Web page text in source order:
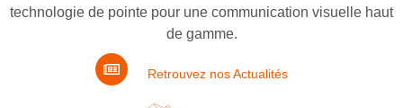
technologie de pointe pour une communication visuelle haut
de gamme.
Retrouvez nos Actualités